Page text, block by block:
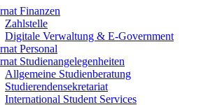
Finanzen
Zahlstelle
Digitale Verwaltung & E-Government
Personal
Studienangelegenheiten
Allgemeine Studienberatung
Studierendensekretariat
International Student Services